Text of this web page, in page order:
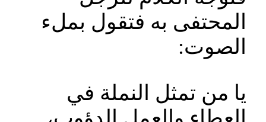
المحتفى به فتقول بملء
الصوت:
يا من تمثل النملة في